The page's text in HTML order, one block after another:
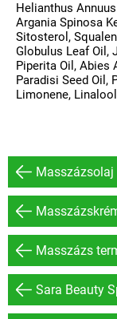
Helianthus
Argania Spinosa
Sitosterol,
Globulus Leaf Oil,
Piperita Oil, Abies
Paradisi Seed Oil,
Limonene, Linalool
Masszázsolaj
Masszázs
Sara Beauty